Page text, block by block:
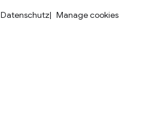
Datenschutz Manage cookies